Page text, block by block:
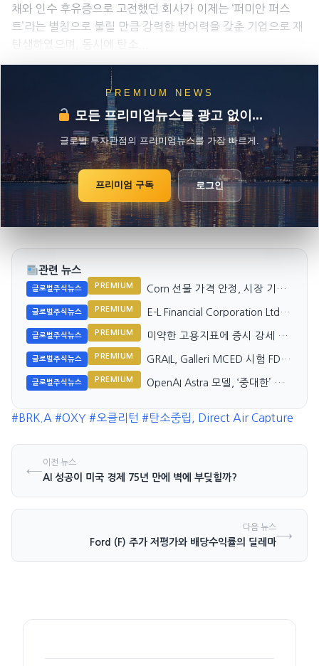
채와 인수 후유증으로 고전했던 회사가 이제는 ‘퍼미안 퍼스
트’라는 별칭으로 불릴 만큼 강력한 방어력을 갖춘 기업으로 재
탄생하였으며, 동시에 탄소...
PREMIUM NEWS
모든 프리미엄뉴스를 광고 없이...
글로벌 투자관점의 프리미엄뉴스를 가장 빠르게.
프리미엄 구독 로그인
관련 뉴스
글로벌주식뉴스 PREMIUM
Corn 선물 가격 안정, 시장 기대
글로벌주식뉴스 PREMIUM
E-L Financial Corporation Ltd.
글로벌주식뉴스 PREMIUM
미약한 고용지표에 증시 강세 지
글로벌주식뉴스 PREMIUM
GRAIL, Galleri MCED 시험 FDA
글로벌주식뉴스 PREMIUM
OpenAI Astra 모델, ‘중대한’ 해
#BRK.A #OXY #오클리턴 #탄소중립, Direct Air Capture
←이전 뉴스
AI 성공이 미국 경제 75년 만에 벽에 부딪힐까?
다음 뉴스
Ford (F) 주가 저평가와 배당수익률의 딜레마→